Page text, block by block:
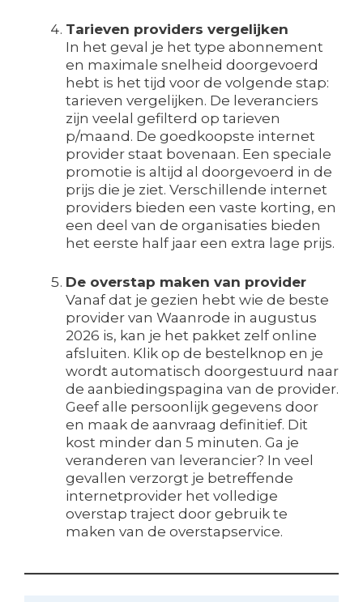
Tarieven providers vergelijken
In het geval je het type abonnement
en maximale snelheid doorgevoerd
hebt is het tijd voor de volgende stap:
tarieven vergelijken. De leveranciers
zijn veelal gefilterd op tarieven
p/maand. De goedkoopste internet
provider staat bovenaan. Een speciale
promotie is altijd al doorgevoerd in de
prijs die je ziet. Verschillende internet
providers bieden een vaste korting, en
een deel van de organisaties bieden
het eerste half jaar een extra lage prijs.
De overstap maken van provider
Vanaf dat je gezien hebt wie de beste
provider van Waanrode in augustus
2026 is, kan je het pakket zelf online
afsluiten. Klik op de bestelknop en je
wordt automatisch doorgestuurd naar
de aanbiedingspagina van de provider.
Geef alle persoonlijk gegevens door
en maak de aanvraag definitief. Dit
kost minder dan 5 minuten. Ga je
veranderen van leverancier? In veel
gevallen verzorgt je betreffende
internetprovider het volledige
overstap traject door gebruik te
maken van de overstapservice.